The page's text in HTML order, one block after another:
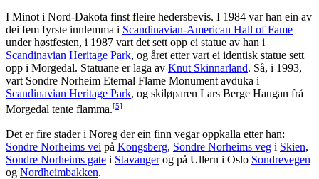
I Minot i Nord-Dakota finst fleire hedersbevis. I 1984 var han ein av
dei fem fyrste innlemma i Scandinavian-American Hall of Fame
under høstfesten, i 1987 vart det sett opp ei statue av han i
Scandinavian Heritage Park, og året etter vart ei identisk statue sett
opp i Morgedal. Statuane er laga av Knut Skinnarland. Så, i 1993,
vart Sondre Norheim Eternal Flame Monument avduka i
Scandinavian Heritage Park, og skiløparen Lars Berge Haugan frå
Morgedal tente flamma.[5]
Det er fire stader i Noreg der ein finn vegar oppkalla etter han:
Sondre Norheims vei på Kongsberg, Sondre Norheims veg i Skien,
Sondre Norheims gate i Stavangerog på Ullern i Oslo Sondrevegen
og Nordheimbakken.